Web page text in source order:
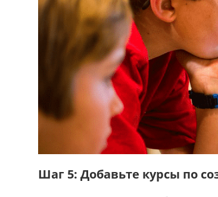
Шаг 5: Добавьте курсы по